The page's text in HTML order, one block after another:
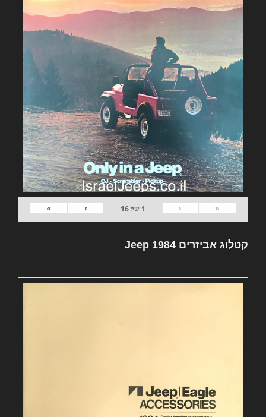
«
‹
1 של16
›
»
קטלוג אביזרים Jeep 1984